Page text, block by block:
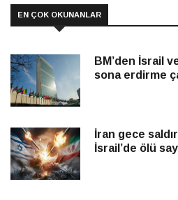
EN ÇOK OKUNANLAR
BM’den İsrail
sona erdirme
İran gece
İsrail’de ölü